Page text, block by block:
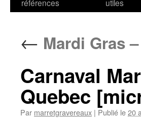
références
utiles
← Mardi Gras
Carnaval
Quebec
Par marretgravereaux | Publié le20